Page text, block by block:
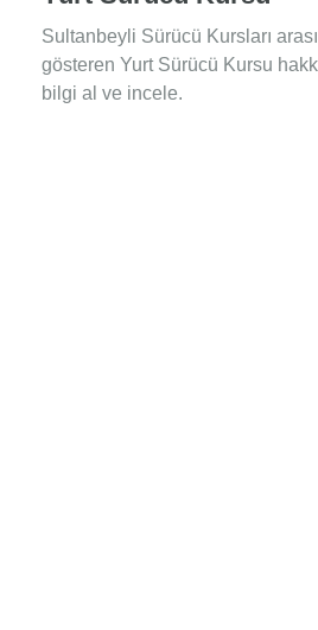
Sultanbeyli Sürücü Kursları
gösteren Yurt Sürücü Kursu
bilgi al ve incele.